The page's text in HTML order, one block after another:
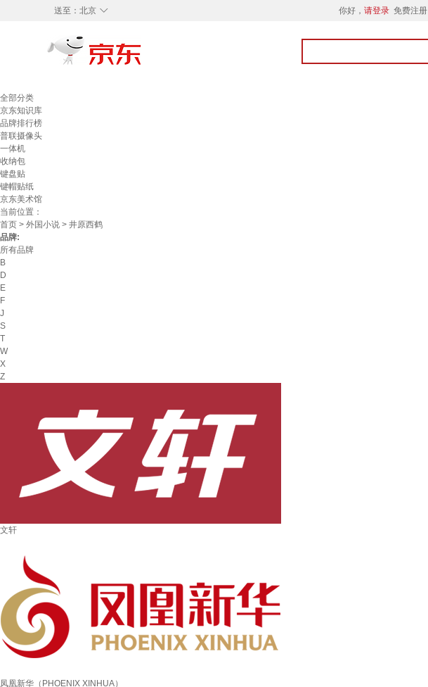
◇
送至： 北京 你好， 请登录 免费注册
全部分类
京东知识库
品牌排行榜
普联摄像头
一体机
收纳包
键盘贴
键帽贴纸
京东美术馆
当前位置：
首页 > 外国小说 > 井原西鹤
品牌:
所有品牌
B
D
E
F
J
S
T
W
X
Z
文轩
凤凰新华（PHOENIX XINHUA）